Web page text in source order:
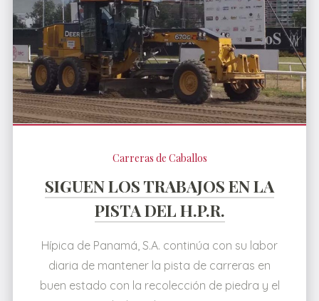
Carreras de Caballos
SIGUEN LOS TRABAJOS EN LA
PISTA DEL H.P.R.
Hípica de Panamá, S.A. continúa con su labor
diaria de mantener la pista de carreras en
buen estado con la recolección de piedra y el